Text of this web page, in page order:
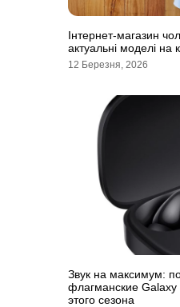
Інтернет-магазин
актуальні моделі на
12 Березня, 2026
Звук на максимум:
флагманские Galaxy
этого сезона